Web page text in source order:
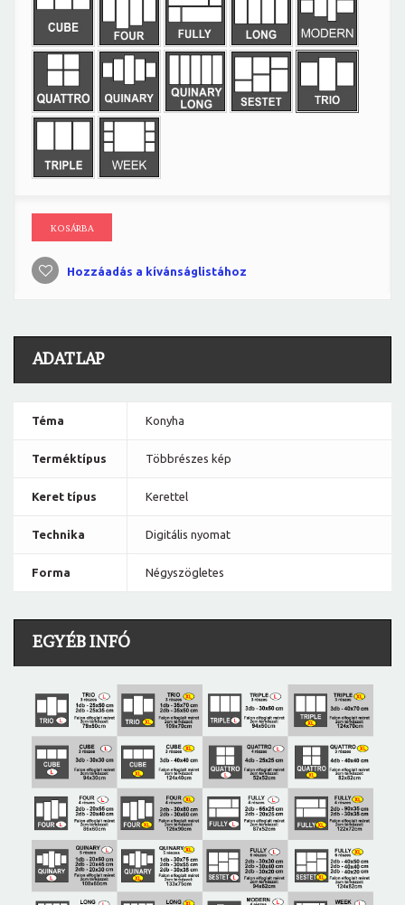
KOSÁRBA
Hozzáadás a kívánságlistához
ADATLAP
Téma Konyha
Terméktípus Többrészes kép
Keret típus Kerettel
Technika Digitális nyomat
Forma Négyszögletes
EGYÉB INFÓ